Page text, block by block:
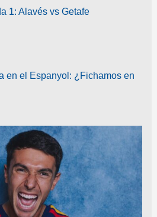
1: Alavés vs Getafe
en el Espanyol: ¿Fichamos en